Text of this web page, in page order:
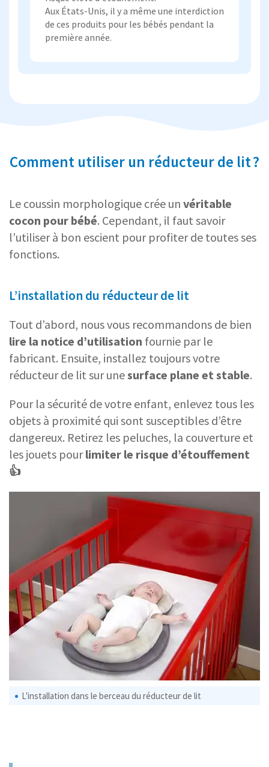
Aux États-Unis, il y a même une interdiction
de ces produits pour les bébés pendant la
première année.
Comment utiliser un réducteur de lit ?
Le coussin morphologique crée un véritable
cocon pour bébé. Cependant, il faut savoir
l’utiliser à bon escient pour profiter de toutes ses
fonctions.
L’installation du réducteur de lit
Tout d’abord, nous vous recommandons de bien
lire la notice d’utilisation fournie par le
fabricant. Ensuite, installez toujours votre
réducteur de lit sur unesurface plane et stable.
Pour la sécurité de votre enfant, enlevez tous les
objets à proximité qui sont susceptibles d’être
dangereux. Retirez les peluches, la couverture et
les jouets pourlimiter le risque d’étouffement
👍
L'installation dans le berceau du réducteur de lit